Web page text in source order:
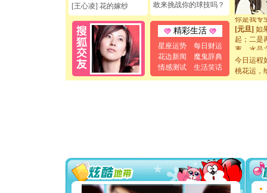
[王心凌] 花的嫁纱
敢来挑战你的球技吗？
精彩生活
星座运势
每日财运
花边新闻
魔鬼辞典
情感测试
生活笑话
断电。爱
你是我专
[元旦] 如
起；二是
离。水晶
[元旦]当
泣，这痛
卖了。水
你太多，
要平安！
[圣诞节]
能正大
今日运程
桃花运，